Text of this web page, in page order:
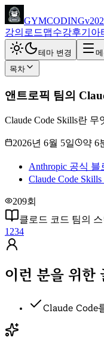
GYMCODING
강의 로드맵수강후기 아
테마 변경
목차
앤트로픽 팀의
Claude Code Skills란
2026년 6월 5일 약 6
Anthropic 공식 블
Claude Code
209회
클로드 코드 팀의
1234
이런 분을 위한
Claude Code